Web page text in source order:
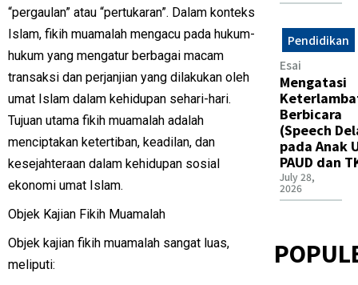
“pergaulan” atau “pertukaran”. Dalam konteks
Islam, fikih muamalah mengacu pada hukum-
hukum yang mengatur berbagai macam
transaksi dan perjanjian yang dilakukan oleh
umat Islam dalam kehidupan sehari-hari.
Tujuan utama fikih muamalah adalah
menciptakan ketertiban, keadilan, dan
kesejahteraan dalam kehidupan sosial
ekonomi umat Islam.
Objek Kajian Fikih Muamalah
Objek kajian fikih muamalah sangat luas,
meliputi:
Pendidikan
Esai
Mengatasi
Berbicara
(Speech
pada Anak
PAUD dan
July 28,
2026